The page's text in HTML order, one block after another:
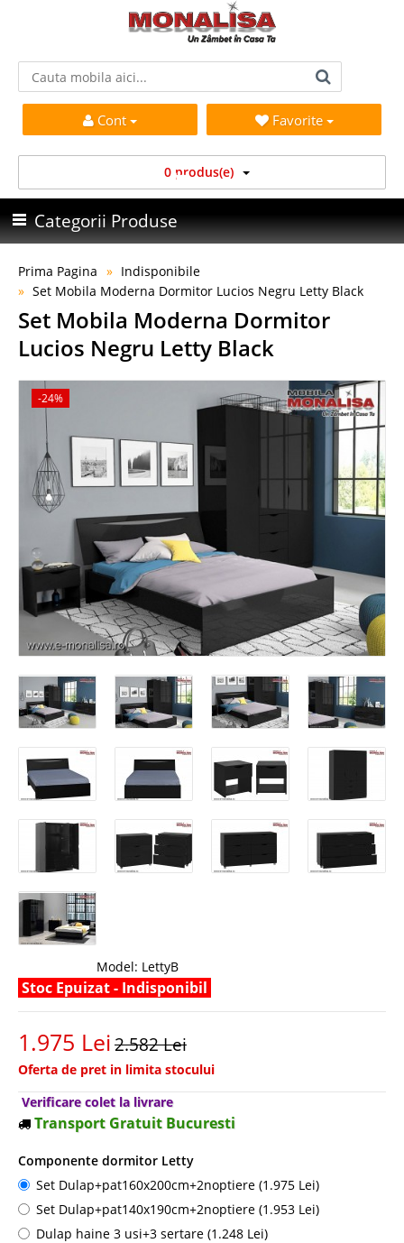
Cont Favorite
0 produs(e)
Categorii Produse
Prima Pagina
Indisponibile
Set Mobila Moderna Dormitor Lucios Negru Letty Black
Set Mobila Moderna Dormitor
Lucios Negru Letty Black
-24%
Model: LettyB
Stoc Epuizat - Indisponibil
1.975 Lei2.582 Lei
Oferta de pret in limita stocului
Verificare colet la livrare
Transport Gratuit Bucuresti
Componente dormitor Letty
Set Dulap+pat160x200cm+2noptiere (1.975 Lei)
Set Dulap+pat140x190cm+2noptiere (1.953 Lei)
Dulap haine 3 usi+3 sertare (1.248 Lei)